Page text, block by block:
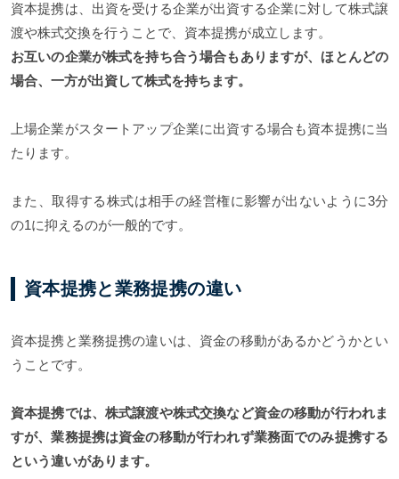
資本提携は、出資を受ける企業が出資する企業に対して株式譲
渡や株式交換を行うことで、資本提携が成立します。
お互いの企業が株式を持ち合う場合もありますが、ほとんどの
場合、一方が出資して株式を持ちます。
上場企業がスタートアップ企業に出資する場合も資本提携に当
たります。
また、取得する株式は相手の経営権に影響が出ないように3分
の1に抑えるのが一般的です。
資本提携と業務提携の違い
資本提携と業務提携の違いは、資金の移動があるかどうかとい
うことです。
資本提携では、株式譲渡や株式交換など資金の移動が行われま
すが、業務提携は資金の移動が行われず業務面でのみ提携する
という違いがあります。